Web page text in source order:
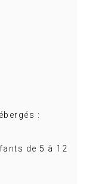
:
de 5 à 12